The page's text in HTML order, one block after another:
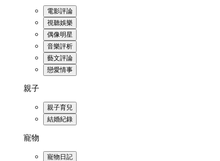
電影評論
視聽娛樂
偶像明星
音樂評析
藝文評論
戀愛情事
親子
親子育兒
結婚紀錄
寵物
寵物日記